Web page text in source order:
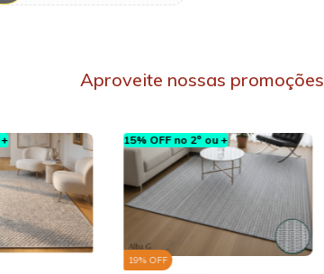
Aproveite nossas promoções
15% OFF no 2º ou +
% OFF